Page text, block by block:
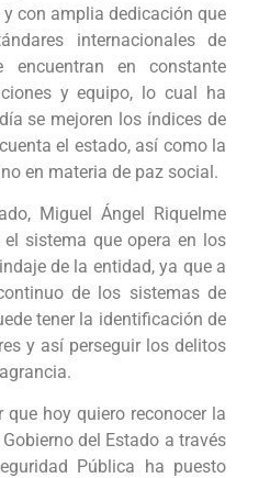
con amplia dedicación que
internacionales de
encuentran en constante
y equipo, lo cual ha
se mejoren los índices de
el estado, así como la
en materia de paz social.
Miguel Ángel Riquelme
sistema que opera en los
de la entidad, ya que a
de los sistemas de
tener la identificación de
y así perseguir los delitos
que hoy quiero reconocer la
del Estado a través
Pública ha puesto